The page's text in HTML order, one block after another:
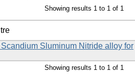
Showing results 1 to 1 of 1
Sluminum Nitride alloy for
Showing results 1 to 1 of 1